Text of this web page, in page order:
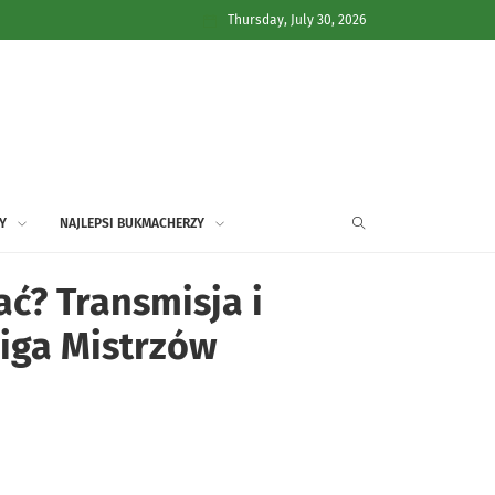
Thursday, July 30, 2026
NAJLEPSI BUKMACHERZY
Transmisja i
Mistrzów